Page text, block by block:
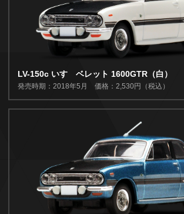
LV-150c いすゞベレット 1600GTR（白）
発売時期：2018年5月 価格：2,530円（税込）